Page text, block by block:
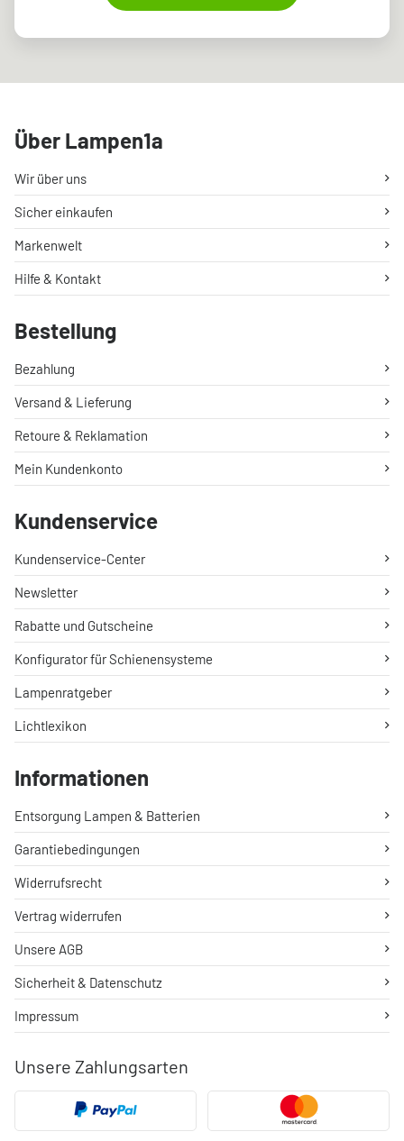
Unsere Zahlungsarten
Über Lampen1a
Wir über uns
Sicher einkaufen
Markenwelt
Hilfe & Kontakt
Bestellung
Bezahlung
Versand & Lieferung
Retoure & Reklamation
Mein Kundenkonto
Kundenservice
Kundenservice-Center
Newsletter
Rabatte und Gutscheine
Konfigurator für Schienensysteme
Lampenratgeber
Lichtlexikon
Informationen
Entsorgung Lampen & Batterien
Garantiebedingungen
Widerrufsrecht
Vertrag widerrufen
Unsere AGB
Sicherheit & Datenschutz
Impressum